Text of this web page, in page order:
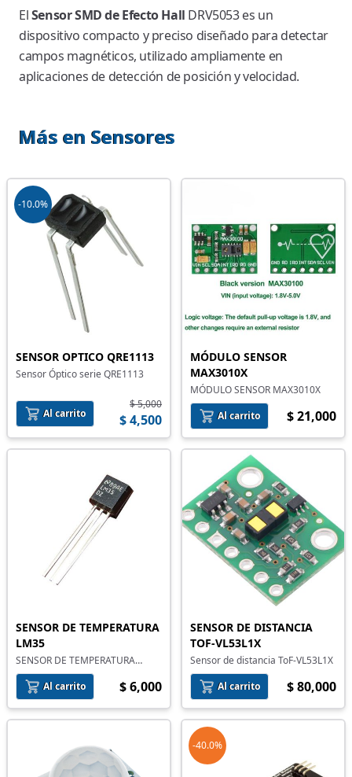
ElSensor SMD de Efecto Hall DRV5053 es un
dispositivo compacto y preciso diseñado para detectar
campos magnéticos, utilizado ampliamente en
aplicaciones de detección de posición y velocidad.
Más en Sensores
-10.0%
SENSOR OPTICO QRE1113
Sensor Óptico serie QRE1113
Al carrito
$ 5,000
$ 4,500
MÓDULO SENSOR
MAX3010X
MÓDULO SENSOR MAX3010X
Al carrito
$ 21,000
SENSOR DE TEMPERATURA
LM35
SENSOR DE TEMPERATURA
LM35-Z
Al carrito
$ 6,000
SENSOR DE DISTANCIA
TOF-VL53L1X
Sensor de distancia ToF-VL53L1X
Al carrito
$ 80,000
-40.0%